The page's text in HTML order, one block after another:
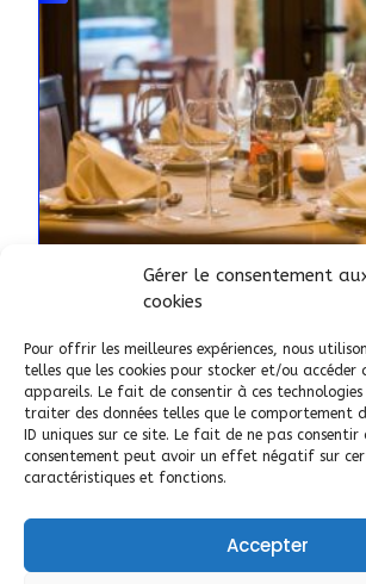
Gérer le consentement
cookies
Pour offrir les meilleures expériences, nous
telles que les cookies pour stocker et/ou
appareils. Le fait de consentir à ces
traiter des données telles que le comportement
ID uniques sur ce site. Le fait de ne pas
consentement peut avoir un effet négatif sur
caractéristiques et fonctions.
Accepter
Serveuse Extra en
66
AJOUTÉ LE 1 SEPTEMBRE 2025
66 llupia